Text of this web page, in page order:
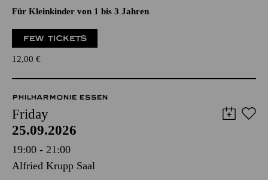
Für Kleinkinder von 1 bis 3 Jahren
FEW TICKETS
12,00 €
PHILHARMONIE ESSEN
Friday
25.09.2026
19:00 - 21:00
Alfried Krupp Saal